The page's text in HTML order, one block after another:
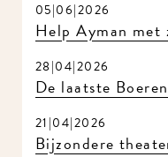
05|06|2026
Help Ayman
28|04|2026
De laatste
21|04|2026
Bijzondere